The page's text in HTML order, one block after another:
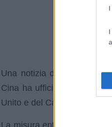
Una notizia destinata a
Cina ha ufficialmente
Unito e del Canada per
La misura entrerà in vigore